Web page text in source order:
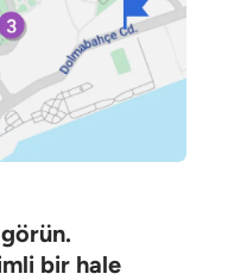
bir hale